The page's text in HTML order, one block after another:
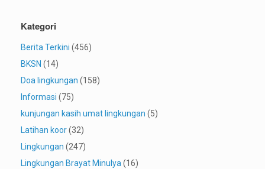
Kategori
Berita Terkini (456)
BKSN (14)
Doa lingkungan (158)
Informasi (75)
kunjungan kasih umat lingkungan (5)
Latihan koor(32)
Lingkungan (247)
Lingkungan Brayat Minulya (16)